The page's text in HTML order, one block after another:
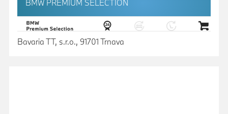
BMW PREMIUM SELECTION
Bavaria TT, s.r.o., 91701 Trnava